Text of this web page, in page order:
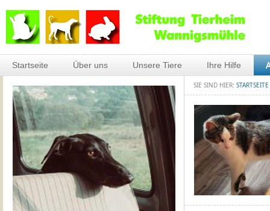
Startseite Über uns Unsere Tiere Ihre Hilfe
SIE SIND HIER: STARTSEITE